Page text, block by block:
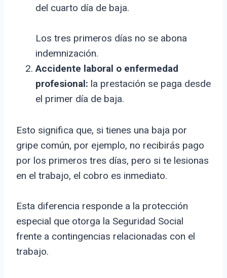
del cuarto día de baja.
Los tres primeros días no se abona
indemnización.
Accidente laboral o enfermedad
profesional: la prestación se paga desde
el primer día de baja.
Esto significa que, si tienes una baja por
gripe común, por ejemplo, no recibirás pago
por los primeros tres días, pero si te lesionas
en el trabajo, el cobro es inmediato.
Esta diferencia responde a la protección
especial que otorga la Seguridad Social
frente a contingencias relacionadas con el
trabajo.